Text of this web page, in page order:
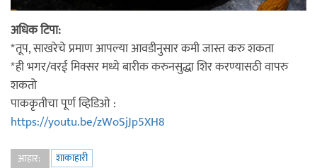
अधिक टिपा:
*तूप, साखरेचे प्रमाण आपल्या आवडीनुसार कमी जास्त करु शकता
*ही भगर/वरई मिक्सर मध्ये बारीक करुनसुद्धा शिर करण्यासठी वापरु
शकतो
पाककृतीचा पूर्ण व्हिडिओ :
https://youtu.be/zWoSjJp5XH8
आहार:
शाकाहारी